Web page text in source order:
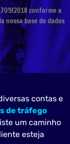
em tráfego pago
2018 conforme a
base de dados
contas e
de tráfego
um caminho
esteja